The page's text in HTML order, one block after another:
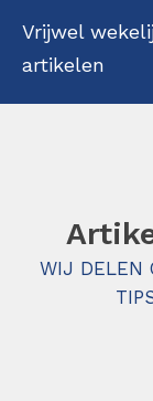
Vrijwel
artikelen
WIJ DELEN